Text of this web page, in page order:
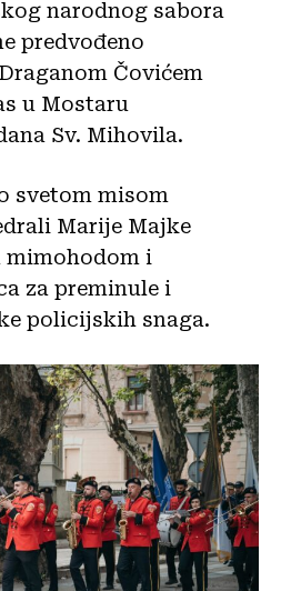
narodnog sabora
predvođeno
Čovićem
u Mostaru
Sv. Mihovila.
svetom misom
Marije Majke
mimohodom i
za preminule i
policijskih snaga.